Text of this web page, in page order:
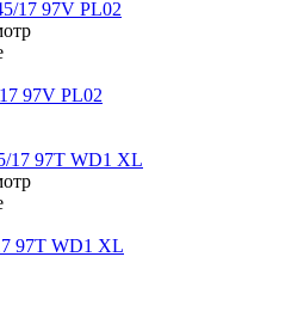
97V PL02
97T WD1 XL